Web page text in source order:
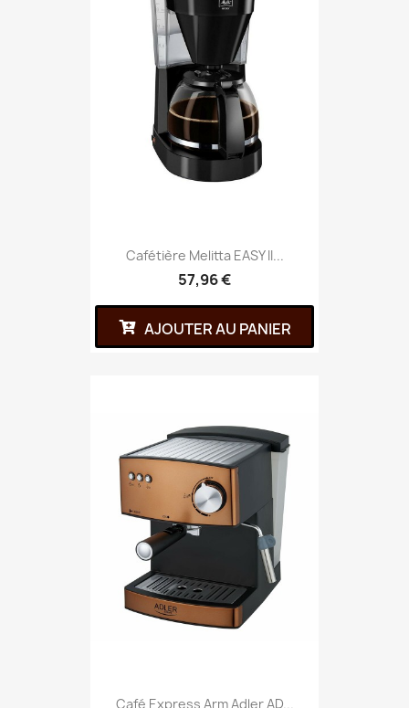
Cafétière Melitta EASY II...
57,96 €
AJOUTER AU PANIER
Café Express Arm Adler AD...